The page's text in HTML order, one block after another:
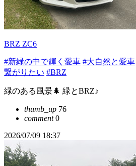
BRZ ZC6
#新緑の中で輝く愛車 #大自然と愛車
繋がりたい #BRZ
緑のある風景🌲 緑とBRZ♪
thumb_up 76
comment0
2026/07/09 18:37